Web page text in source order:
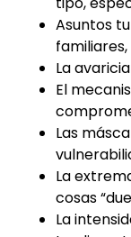
Asuntos
La
El
Las
La
cosas
La